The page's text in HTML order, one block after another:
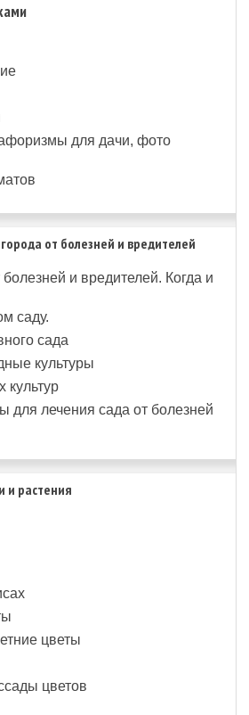
для дачи, фото
от болезней и вредителей
и вредителей. Когда и
саду.
сада
культуры
культур
для лечения сада от болезней
и растения
цветы
цветов